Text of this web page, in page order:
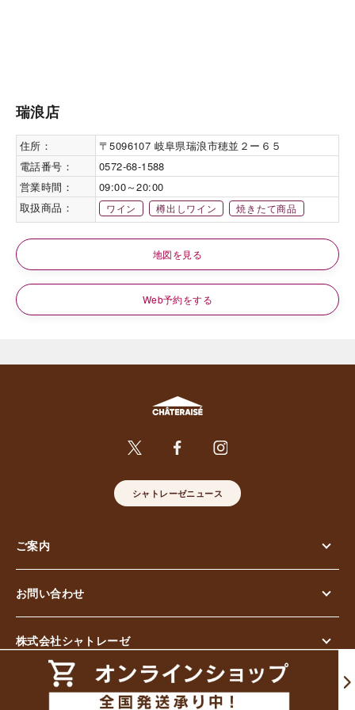
瑞浪店
住所：
〒5096107 岐阜県瑞浪市穂並２ー６５
電話番号：
0572-68-1588
営業時間：
09:00～20:00
取扱商品：
ワイン 樽出しワイン 焼きたて商品
地図を見る
Web予約をする
シャトレーゼニュース
ご案内
お問い合わせ
株式会社シャトレーゼ
© Chateraise Co.,Ltd. All Rights Reserved.